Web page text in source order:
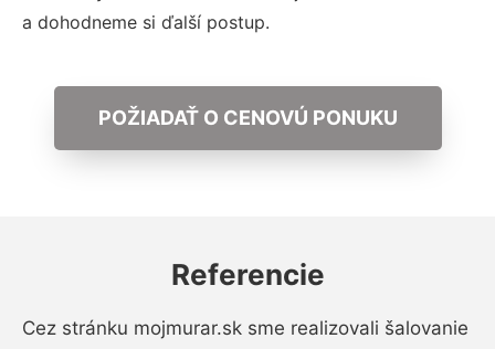
a dohodneme si ďalší postup.
POŽIADAŤ O CENOVÚ PONUKU
Referencie
Cez stránku mojmurar.sk sme realizovali šalovanie